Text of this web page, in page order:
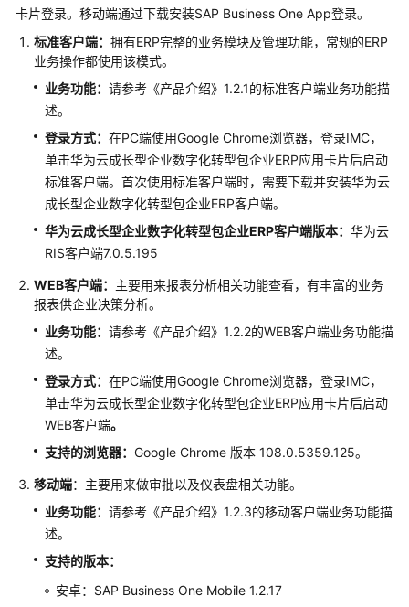
指
最
新
动
态
企
管
理
员
南
（即
将
下
线）
ERP
户
指
（即
将
下
卡片登录。移动端通过下载安装SAP Business One App登录。
标准客户端： 拥有ERP完整的业务模块及管理功能，常规的ERP
业务操作都使用该模式。
业务功能： 请参考《产品介绍》1.2.1的标准客户端业务功能描
述。
登录方式： 在PC端使用Google Chrome浏览器，登录IMC，
单击华为云成长型企业数字化转型包企业ERP应用卡片后启动
标准客户端。首次使用标准客户端时，需要下载并安装华为云
成长型企业数字化转型包企业ERP客户端。
华为云成长型企业数字化转型包企业ERP客户端版本： 华为云
RIS客户端7.0.5.195
WEB客户端： 主要用来报表分析相关功能查看，有丰富的业务
报表供企业决策分析。
业务功能： 请参考《产品介绍》1.2.2的WEB客户端业务功能描
述。
登录方式： 在PC端使用Google Chrome浏览器，登录IMC，
单击华为云成长型企业数字化转型包企业ERP应用卡片后启动
WEB客户端。
支持的浏览器： Google Chrome 版本 108.0.5359.125。
移动端：主要用来做审批以及仪表盘相关功能。
业务功能： 请参考《产品介绍》1.2.3的移动客户端业务功能描
述。
支持的版本：
安卓：SAP Business One Mobile 1.2.17